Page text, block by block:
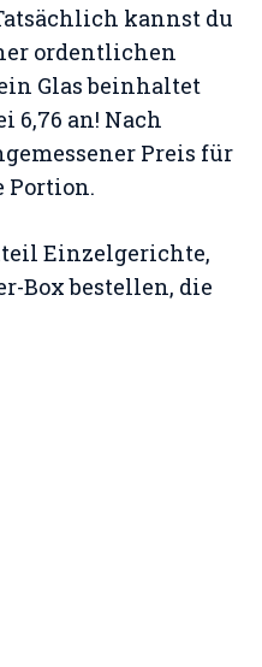
kannst du
ordentlichen
Glas beinhaltet
6,76 an! Nach
Preis für
Portion.
Einzelgerichte,
Box bestellen, die